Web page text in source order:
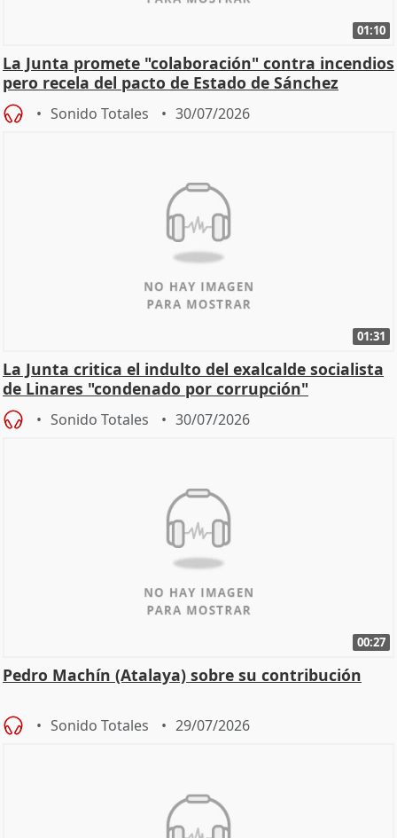
01:10
La Junta promete "colaboración" contra incendios
pero recela del pacto de Estado de Sánchez
Sonido Totales 30/07/2026
01:31
La Junta critica el indulto del exalcalde socialista
de Linares "condenado por corrupción"
Sonido Totales 30/07/2026
00:27
Pedro Machín (Atalaya) sobre su contribución
Sonido Totales 29/07/2026